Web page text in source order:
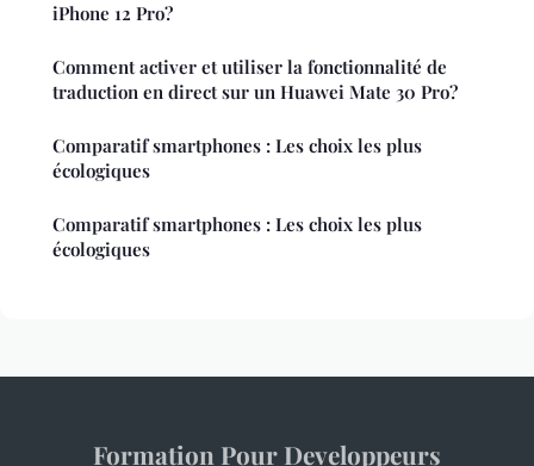
iPhone 12 Pro?
Comment activer et utiliser la fonctionnalité de
traduction en direct sur un Huawei Mate 30 Pro?
Comparatif smartphones : Les choix les plus
écologiques
Comparatif smartphones : Les choix les plus
écologiques
Formation Pour Developpeurs